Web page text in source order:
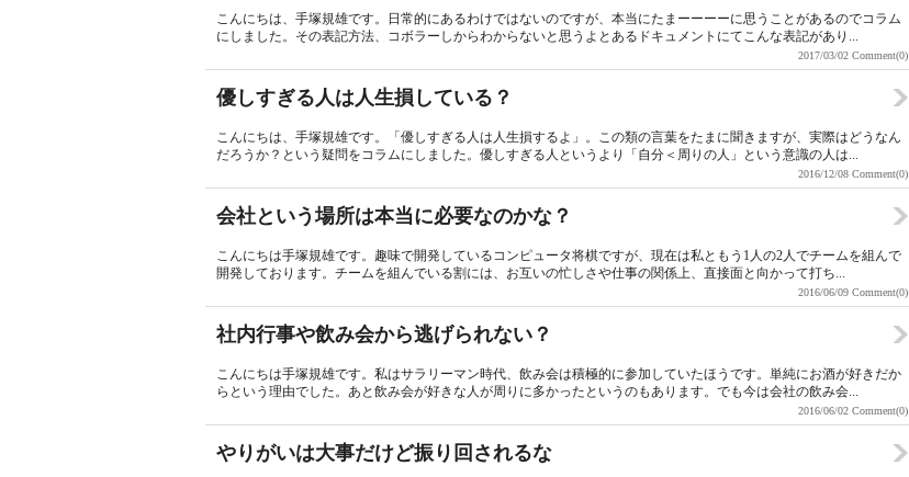
こんにちは、手塚規雄です。日常的にあるわけではないのですが、本当にたまーーーーに思うことがあるのでコラム
にしました。その表記方法、コボラーしからわからないと思うよとあるドキュメントにてこんな表記があり...
2017/03/02 Comment(0)
優しすぎる人は人生損している？
こんにちは、手塚規雄です。「優しすぎる人は人生損するよ」。この類の言葉をたまに聞きますが、実際はどうなん
だろうか？という疑問をコラムにしました。優しすぎる人というより「自分＜周りの人」という意識の人は...
2016/12/08 Comment(0)
会社という場所は本当に必要なのかな？
こんにちは手塚規雄です。趣味で開発しているコンピュータ将棋ですが、現在は私ともう1人の2人でチームを組んで
開発しております。チームを組んでいる割には、お互いの忙しさや仕事の関係上、直接面と向かって打ち...
2016/06/09 Comment(0)
社内行事や飲み会から逃げられない？
こんにちは手塚規雄です。私はサラリーマン時代、飲み会は積極的に参加していたほうです。単純にお酒が好きだか
らという理由でした。あと飲み会が好きな人が周りに多かったというのもあります。でも今は会社の飲み会...
2016/06/02 Comment(0)
やりがいは大事だけど振り回されるな